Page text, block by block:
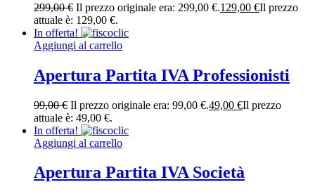
299,00€ Il prezzo originale era: 299,00 €.129,00 €Il prezzo
attuale è: 129,00 €.
In offerta!
Aggiungi al carrello
Apertura Partita IVA Professionisti
99,00€ Il prezzo originale era: 99,00 €.49,00 €Il prezzo
attuale è: 49,00 €.
In offerta!
Aggiungi al carrello
Apertura Partita IVA Società